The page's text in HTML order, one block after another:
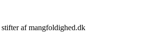
af mangfoldighed.dk